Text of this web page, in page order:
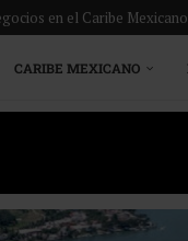
en el Caribe Mexicano
CARIBE MEXICANO